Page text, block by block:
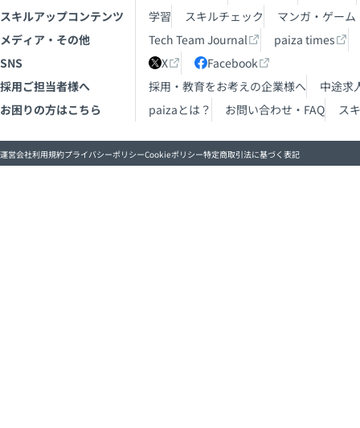
スキルアップコンテンツ
学習 スキルチェック
マンガ・ゲーム
メディア・その他
Tech Team Journal
paiza times
SNS
X
Facebook
採用ご担当者様へ
採用・教育をお考えの企業様へ
中途求
お困りの方はこちら
paizaとは？ お問い合わせ・FAQ ス
運営会社利用規約プライバシーポリシーCookieポリシー特定商取引法に基づく表記